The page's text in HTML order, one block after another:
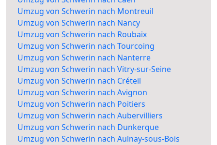
Umzug von Schwerin nach Montreuil
Umzug von Schwerin nach Nancy
Umzug von Schwerin nach Roubaix
Umzug von Schwerin nach Tourcoing
Umzug von Schwerin nach Nanterre
Umzug von Schwerin nach Vitry-sur-Seine
Umzug von Schwerin nach Créteil
Umzug von Schwerin nach Avignon
Umzug von Schwerin nach Poitiers
Umzug von Schwerin nach Aubervilliers
Umzug von Schwerin nach Dunkerque
Umzug von Schwerin nach Aulnay-sous-Bois